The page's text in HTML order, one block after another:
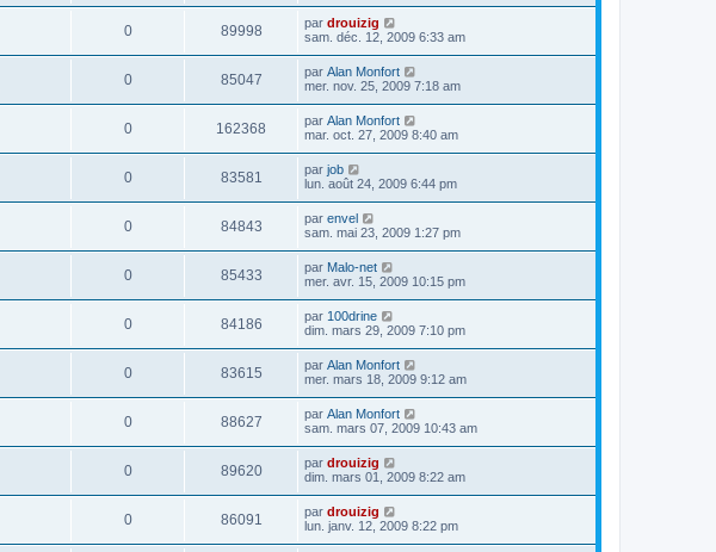
0 89998 par drouizig
sam. déc. 12, 2009 6:33 am
0 85047 par Alan Monfort
mer. nov. 25, 2009 7:18 am
0 162368 par Alan Monfort
mar. oct. 27, 2009 8:40 am
0 83581 par job
lun. août 24, 2009 6:44 pm
0 84843 par envel
sam. mai 23, 2009 1:27 pm
0 85433 par Malo-net
mer. avr. 15, 2009 10:15 pm
0 84186 par 100drine
dim. mars 29, 2009 7:10 pm
0 83615 par Alan Monfort
mer. mars 18, 2009 9:12 am
0 88627 par Alan Monfort
sam. mars 07, 2009 10:43 am
0 89620 par drouizig
dim. mars 01, 2009 8:22 am
0 86091 par drouizig
lun. janv. 12, 2009 8:22 pm